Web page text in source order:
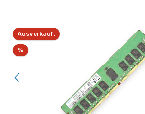
Bildergalerie überspringen
Ausverkauft
% Rabatt